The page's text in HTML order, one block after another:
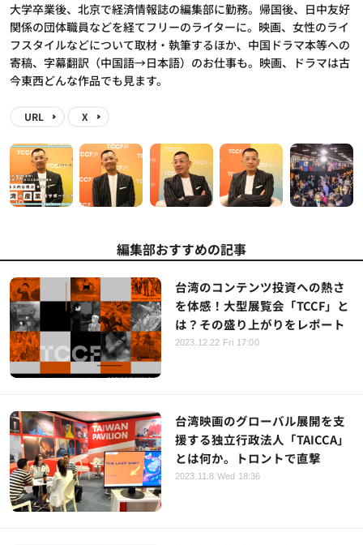
大学卒業後、北京で経済情報誌の編集部に勤務。帰国後、日中友好
関係の団体職員などを経てフリーのライターに。映画、女性のライ
フスタイルなどについて取材・執筆するほか、中国ドラマ本等への
寄稿、字幕翻訳（中国語→日本語）のお仕事も。映画、ドラマは古
今東西どんな作品でも見ます。
URL X
編集部おすすめの記事
台湾のコンテンツ投資への熱さ
を体感！大型展覧会「TCCF」と
は？その盛り上がりをレポート
2023.12.22 Fri 17:00
台湾映画のグローバル展開を支
援する独立行政法人「TAICCA」
とは何か。トロントで直撃
2023.11.8 Wed 18:36